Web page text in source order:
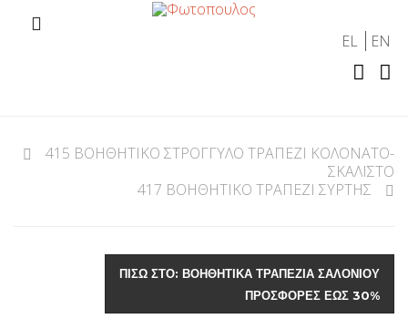
EL EN
415 ΒΟΗΘΗΤΙΚΟ ΣΤΡΟΓΓΥΛΟ ΤΡΑΠΕΖΙ ΚΟΛΟΝΑΤΟ-
ΣΚΑΛΙΣΤΟ
417 ΒΟΗΘΗΤΙΚΟ ΤΡΑΠΕΖΙ ΣΥΡΤΗΣ
ΠΊΣΩ ΣΤΟ: ΒΟΗΘΗΤΙΚΑ ΤΡΑΠΕΖΙΑ ΣΑΛΟΝΙΟΥ
ΠΡΟΣΦΟΡΕΣ ΕΩΣ 30%